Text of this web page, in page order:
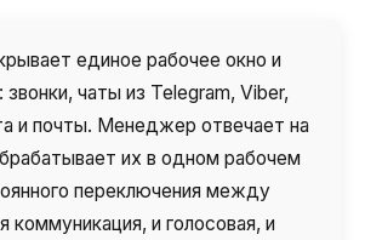
единое рабочее окно и
чаты из Telegram, Viber,
и почты. Менеджер отвечает на
их в одном рабочем
переключения между
коммуникация, и голосовая, и